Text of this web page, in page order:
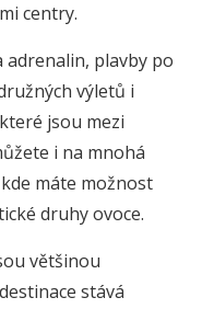
centry.
plavby po
výletů i
jsou mezi
i na mnohá
máte možnost
druhy ovoce.
většinou
stává